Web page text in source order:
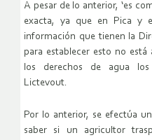
A pesar de lo anterior, ‘es
exacta, ya que en Pica y
información que tienen la
para establecer esto no
los derechos de agua los
Lictevout.
Por lo anterior, se efectúa
saber si un agricultor